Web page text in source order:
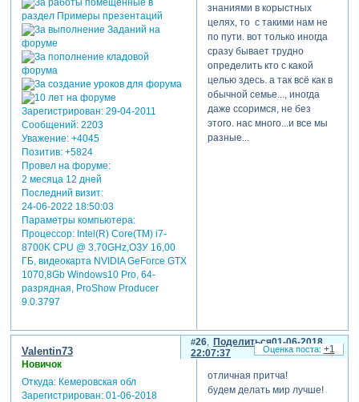
Зарегистрирован: 29-04-2011
Сообщений:2203
Уважение: +4045
Позитив: +5824
Провел на форуме:
2 месяца 12 дней
Последний визит:
24-06-2022 18:50:03
Параметры компьютера:
Процессор: Intel(R) Core(TM) i7-
8700K CPU @ 3.70GHz,ОЗУ 16,00
ГБ, видеокарта NVIDIA GeForce GTX
1070,8Gb Windows10 Pro, 64-
разрядная, ProShow Producer
9.0.3797
знаниями в корыстных
целях, то с такими нам не
по пути. вот только иногда
сразу бывает трудно
определить кто с какой
целью здесь. а так всё как в
обычной семье..., иногда
даже ссоримся, не без
этого. нас много...и все мы
разные...
Поделиться
26
01-06-2018
22:07:37
Valentin73
Новичок
Откуда:Кемеровская обл
Зарегистрирован: 01-06-2018
отличная притча!
будем делать мир лучше!
+1